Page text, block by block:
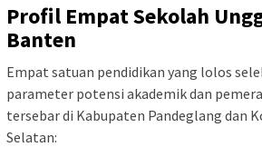
Profil Empat Sekolah
Banten
Empat satuan pendidikan yang lolos
parameter potensi akademik dan
tersebar di Kabupaten Pandeglang dan
Selatan: